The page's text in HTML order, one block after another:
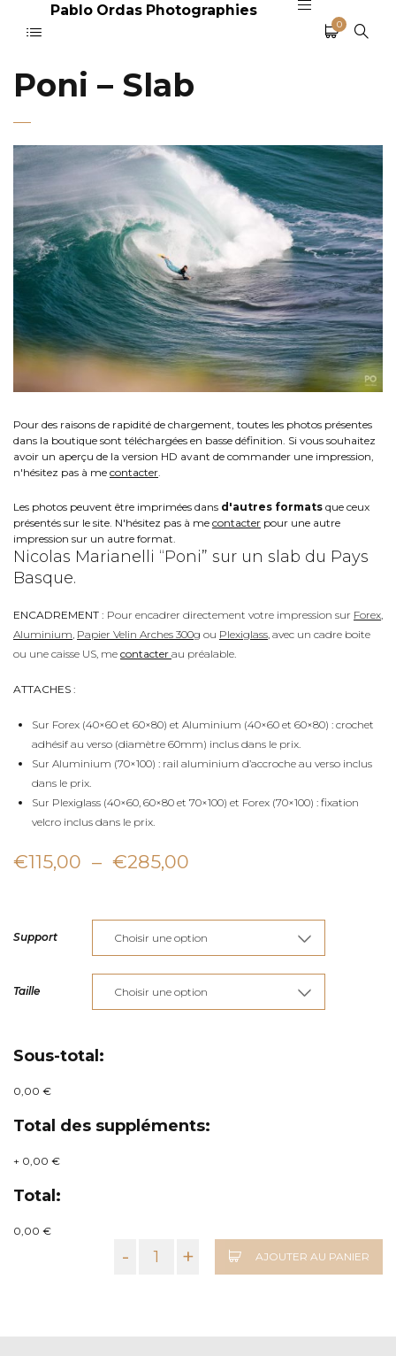
Pablo Ordas Photographies
0
Poni – Slab
Pour des raisons de rapidité de chargement, toutes les photos présentes
dans la boutique sont téléchargées en basse définition. Si vous souhaitez
avoir un aperçu de la version HD avant de commander une impression,
n'hésitez pas à me contacter
Les photos peuvent être imprimées dans d'autres formats que ceux
présentés sur le site. N'hésitez pas à me contacter pour une autre
impression sur un autre format.
Nicolas Marianelli “Poni” sur un slab du Pays
Basque.
ENCADREMENT : Pour encadrer directement votre impression sur Forex
Aluminium Papier Velin Arches 300g ou Plexiglass , avec un cadre boite
ou une caisse US, me contacter au préalable.
ATTACHES :
Sur Forex (40×60 et 60×80) et Aluminium (40×60 et 60×80) : crochet
adhésif au verso (diamètre 60mm) inclus dans le prix.
Sur Aluminium (70×100) : rail aluminium d’accroche au verso inclus
dans le prix.
Sur Plexiglass (40×60, 60×80 et 70×100) et Forex (70×100) : fixation
velcro inclus dans le prix.
€115,00 – €285,00
prix :
€115,00
à
€285,00
Support
Taille
Sous-total:
0,00 €
Total des suppléments:
+ 0,00 €
Total:
0,00 €
- + AJOUTER AU PANIER